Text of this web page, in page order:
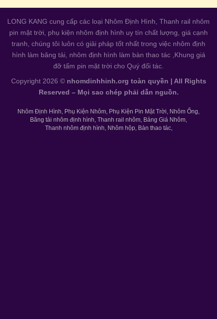
LONG KANG cung cấp các loại Nhôm Định Hình, Thanh rail nhôm
pin mặt trời, phụ kiện nhôm định hình uy tín chất lượng, giá cạnh
tranh, chúng tôi luôn có giải pháp tốt nhất trong việc nhôm định
hình làm băng tải, nhôm định hình làm bàn thao tác,Khung giá
đỡ tấm pin mặt trời cho Quý đối tác.
Copyright 2026 © nhomdinhhinh.org toàn quyền | All Rights
Reserved – Mọi sao chép phải dẫn nguồn.
Nhôm Định Hình Phụ Kiện Nhôm Phụ Kiện Pin Mặt Trời
Nhôm Ống
Băng tải nhôm định hình Thanh rail nhôm Bảng Giá Nhôm
Thanh nhôm định hình
Nhôm hộp Bàn thao tác